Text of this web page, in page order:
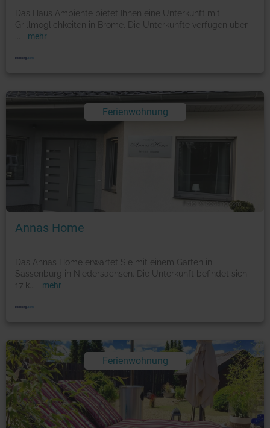
Das Haus Ambiente bietet Ihnen eine Unterkunft mit
Grillmöglichkeiten in Brome. Die Unterkünfte verfügen über
mehr
Ferienwohnung
Foto: © booking.com
Annas Home
Das Annas Home erwartet Sie mit einem Garten in
Sassenburg in Niedersachsen. Die Unterkunft befindet sich
17 k
mehr
Ferienwohnung